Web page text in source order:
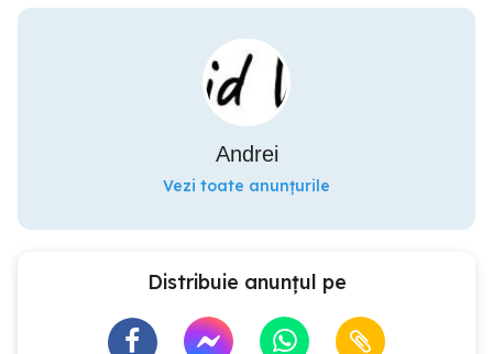
Andrei
Vezi toate anunțurile
Distribuie anunțul pe